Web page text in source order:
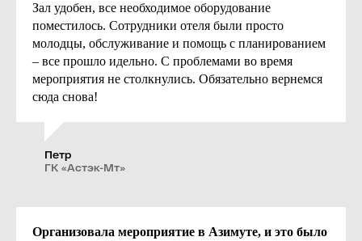
Зал удобен, все необходимое оборудование
поместилось. Сотрудники отеля были просто
молодцы, обслуживание и помощь с планированием
– все прошло идельно. С проблемами во время
мероприятия не столкнулись. Обязательно вернемся
сюда снова!
Петр
ГК «Астэк-Мт»
Организовала мероприятие в Азимуте, и это было
для конференций
для тренингов
для семинаров
для свадьбы
для банкета
для фуршета
завтрак
для круглого стола
центр
2-й этаж
Зал «Азимут» для
конференций
Зал «Азимут» для банкетов
Зал «Мюнхен + Кёльн +
Дрезден»
Зал «Кёльн + Дрезден»
Зал «Мурманск»